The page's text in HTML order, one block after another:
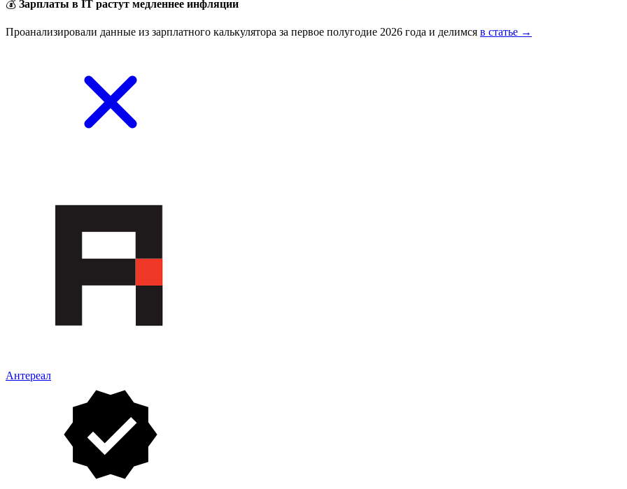
💰 Зарплаты в IT растут медленнее инфляции
Проанализировали данные из зарплатного калькулятора за первое полугодие 2026 года и делимся в статье →
Антереал